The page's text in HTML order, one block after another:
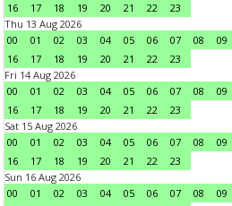
16
17 18 19 20 21 22
23
Thu 13 Aug 2026
00
01 02 03 04 05 06 07 08 09
16
17 18 19 20 21 22
23
Fri 14 Aug 2026
00
01 02 03 04 05 06 07 08 09
16
17 18 19 20 21 22
23
Sat 15 Aug 2026
00
01 02 03 04 05 06 07 08 09
16
17 18 19 20 21 22
23
Sun 16 Aug 2026
00
01 02 03 04 05 06 07 08 09